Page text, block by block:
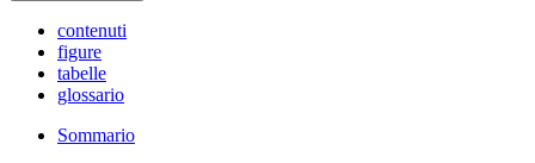
contenuti
figure
tabelle
glossario
Sommario